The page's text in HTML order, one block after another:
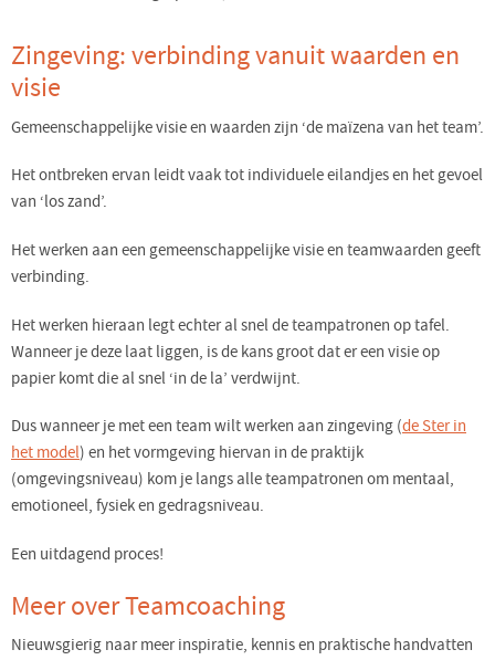
Zingeving: verbinding vanuit waarden en
visie
Gemeenschappelijke visie en waarden zijn ‘de maïzena van het team’.
Het ontbreken ervan leidt vaak tot individuele eilandjes en het gevoel
van ‘los zand’.
Het werken aan een gemeenschappelijke visie en teamwaarden geeft
verbinding.
Het werken hieraan legt echter al snel de teampatronen op tafel.
Wanneer je deze laat liggen, is de kans groot dat er een visie op
papier komt die al snel ‘in de la’ verdwijnt.
Dus wanneer je met een team wilt werken aan zingeving (de Ster in
het model) en het vormgeving hiervan in de praktijk
(omgevingsniveau) kom je langs alle teampatronen om mentaal,
emotioneel, fysiek en gedragsniveau.
Een uitdagend proces!
Meer over Teamcoaching
Nieuwsgierig naar meer inspiratie, kennis en praktische handvatten